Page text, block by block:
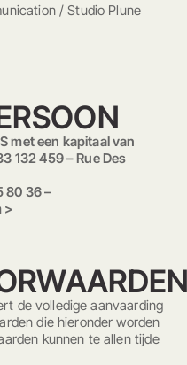
/ Studio Plune
met een kapitaal van
132 459 – Rue Des
80 36–
>
de volledige aanvaarding
die hieronder worden
kunnen te allen tijde